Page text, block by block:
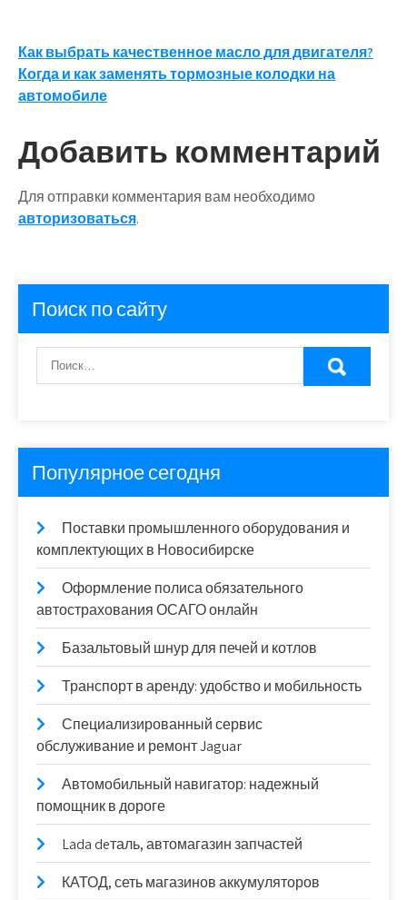
Навигация
по
Как выбрать качественное масло для двигателя?
Когда и как заменять тормозные колодки на
автомобиле
Добавить комментарий
Для отправки комментария вам необходимо
авторизоваться.
Поиск по сайту
Популярное сегодня
Поставки промышленного оборудования и
комплектующих в Новосибирске
Оформление полиса обязательного
автострахования ОСАГО онлайн
Базальтовый шнур для печей и котлов
Транспорт в аренду: удобство и мобильность
Специализированный сервис
обслуживание и ремонт Jaguar
Автомобильный навигатор: надежный
помощник в дороге
Lada deталь, автомагазин запчастей
КАТОД, сеть магазинов аккумуляторов